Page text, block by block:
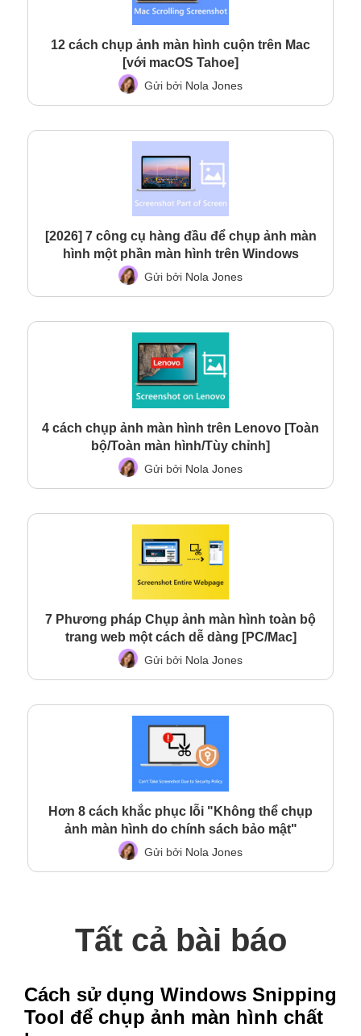
12 cách chụp ảnh màn hình cuộn trên Mac
[với macOS Tahoe]
Gửi bởi Nola Jones
[2026] 7 công cụ hàng đầu để chụp ảnh màn
hình một phần màn hình trên Windows
Gửi bởi Nola Jones
4 cách chụp ảnh màn hình trên Lenovo [Toàn
bộ/Toàn màn hình/Tùy chỉnh]
Gửi bởi Nola Jones
7 Phương pháp Chụp ảnh màn hình toàn bộ
trang web một cách dễ dàng [PC/Mac]
Gửi bởi Nola Jones
Hơn 8 cách khắc phục lỗi "Không thể chụp
ảnh màn hình do chính sách bảo mật"
Gửi bởi Nola Jones
Tất cả bài báo
Cách sử dụng Windows Snipping
Tool để chụp ảnh màn hình chất